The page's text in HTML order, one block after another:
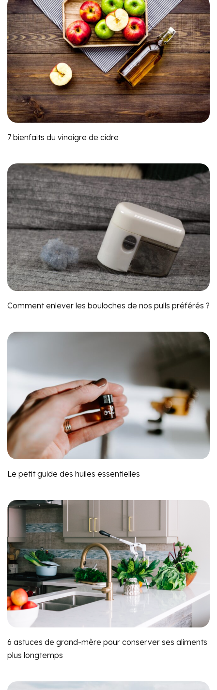
7 bienfaits du vinaigre de cidre
Comment enlever les bouloches de nos pulls préférés ?
Le petit guide des huiles essentielles
6 astuces de grand-mère pour conserver ses aliments
plus longtemps